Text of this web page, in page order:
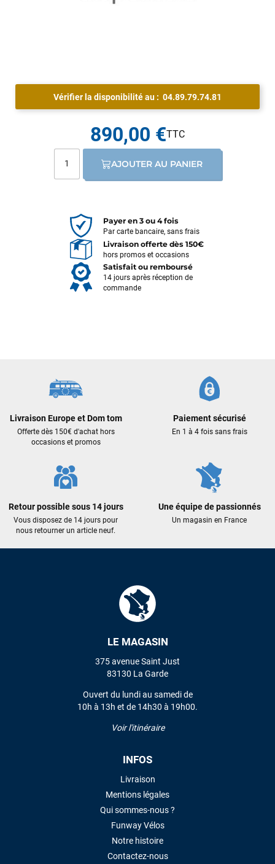
Vérifier la disponibilité au : 04.89.79.74.81
890,00 €
AJOUTER AU PANIER
Payer en 3 ou 4 fois
Par carte bancaire, sans frais
Livraison offerte dès 150€
hors promos et occasions
Satisfait ou remboursé
14 jours après réception de
commande
Livraison Europe et Dom tom
Offerte dès 150€ d'achat hors
occasions et promos
Paiement sécurisé
En 1 à 4 fois sans frais
Retour possible sous 14 jours
Vous disposez de 14 jours pour
nous retourner un article neuf.
Une équipe de passionnés
Un magasin en France
LE MAGASIN
375 avenue Saint Just
83130 La Garde
Ouvert du lundi au samedi de
10h à 13h et de 14h30 à 19h00.
Voir l'itinéraire
INFOS
Livraison
Mentions légales
Qui sommes-nous ?
Funway Vélos
Notre histoire
Contactez-nous
Des conseils (par téléphone), du matos d'occasion de bonne
qualité : c'est toujours un plaisir!
Sébastien BACHELIER
Cela faisait 6 mois que je galérais à remplacer ma board eux
encore pour cette severne dyno !
J'ai acheté une voile d'occasion depuis Tahiti. Super service.
VOIR TOUS LES AVIS